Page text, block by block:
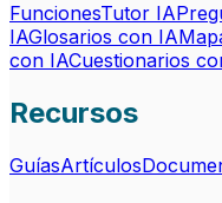
FuncionesTutor IA
IAGlosarios con IA
con IACuestionarios
Recursos
GuíasArtículos